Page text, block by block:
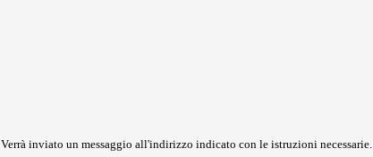
Verrà inviato un messaggio all'indirizzo indicato con le istruzioni necessarie.